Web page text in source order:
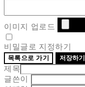
이미지 업로드
비밀글로 지정하기
목록으로 가기 저장하기
제목
글쓴이